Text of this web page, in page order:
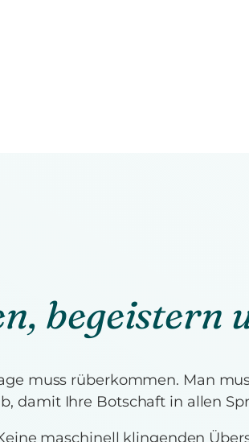
begeistern
muss rüberkommen. Man
damit Ihre Botschaft in allen
maschinell klingenden